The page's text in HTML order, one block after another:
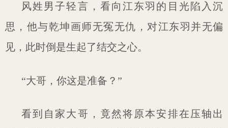
风姓男子轻言，看向江东羽的目光陷入沉
思，他与乾坤画师无冤无仇，对江东羽并无偏
见，此时倒是生起了结交之心。
“大哥，你这是准备？”
看到自家大哥，竟然将原本安排在压轴出